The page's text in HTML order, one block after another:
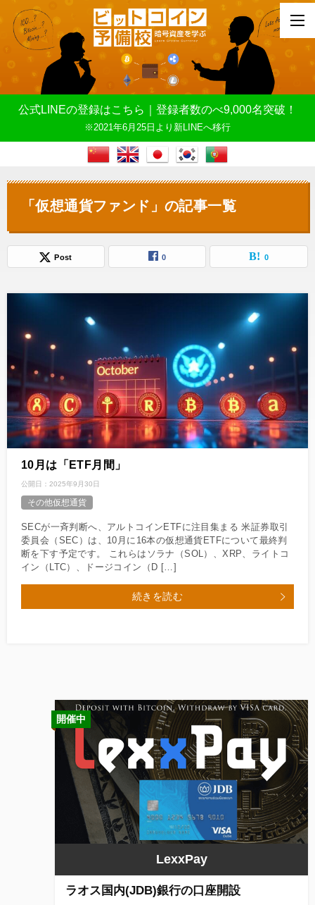
公式LINEの登録はこちら｜登録者数のべ9,000名突破！
※2021年6月25日より新LINEへ移行
「仮想通貨ファンド」の記事一覧
Post 0 0
10月は「ETF月間」
公開日： 2025年9月30日
その他仮想通貨
SECが一斉判断へ、アルトコインETFに注目集まる 米証券取引
委員会（SEC）は、10月に16本の仮想通貨ETFについて最終判
断を下す予定です。 これらはソラナ（SOL）、XRP、ライトコ
イン（LTC）、ドージコイン（D […]
続きを読む
開催中
LexxPay
ラオス国内(JDB)銀行の口座開設